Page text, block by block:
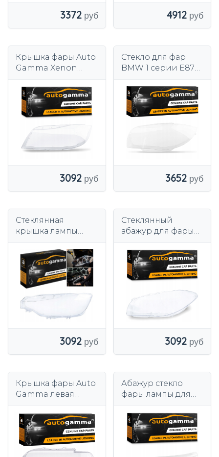
3372 4912
Крышка фары Auto
Gamma Xenon
серии E90 E91
3092
Стекло для фар
BMW 1 серии E87
3652
Стеклянная
крышка лампы
F30 F31 Lift (15-19)
левая сторона
3092
Стеклянный
абажур для фары
F11 левый
3092
Крышка фары Auto
Gamma левая
(00-03)
Абажур стекло
фары лампы для
левая сторона